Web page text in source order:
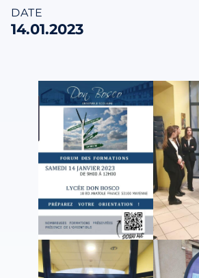
DATE
14.01.2023